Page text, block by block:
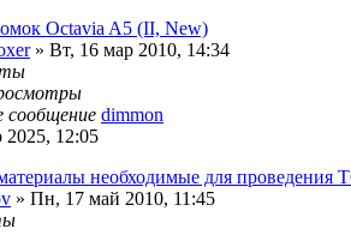
Octavia A5 (II, New)
» Вт, 16 мар 2010, 14:34
сообщение dimmon
2025, 12:05
необходимые для проведения
» Пн, 17 май 2010, 11:45